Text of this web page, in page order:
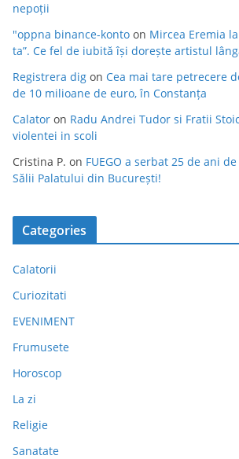
nepoții
"oppna binance-konto on Mircea Eremia
ta”. Ce fel de iubită își dorește artistul
Registrera dig on Cea mai tare petrecere
de 10 milioane de euro, în Constanța
Calator on Radu Andrei Tudor si Fratii
violentei in scoli
Cristina P. on FUEGO a serbat 25 de ani
Sălii Palatului din București!
Categories
Calatorii
Curiozitati
EVENIMENT
Frumusete
Horoscop
La zi
Religie
Sanatate